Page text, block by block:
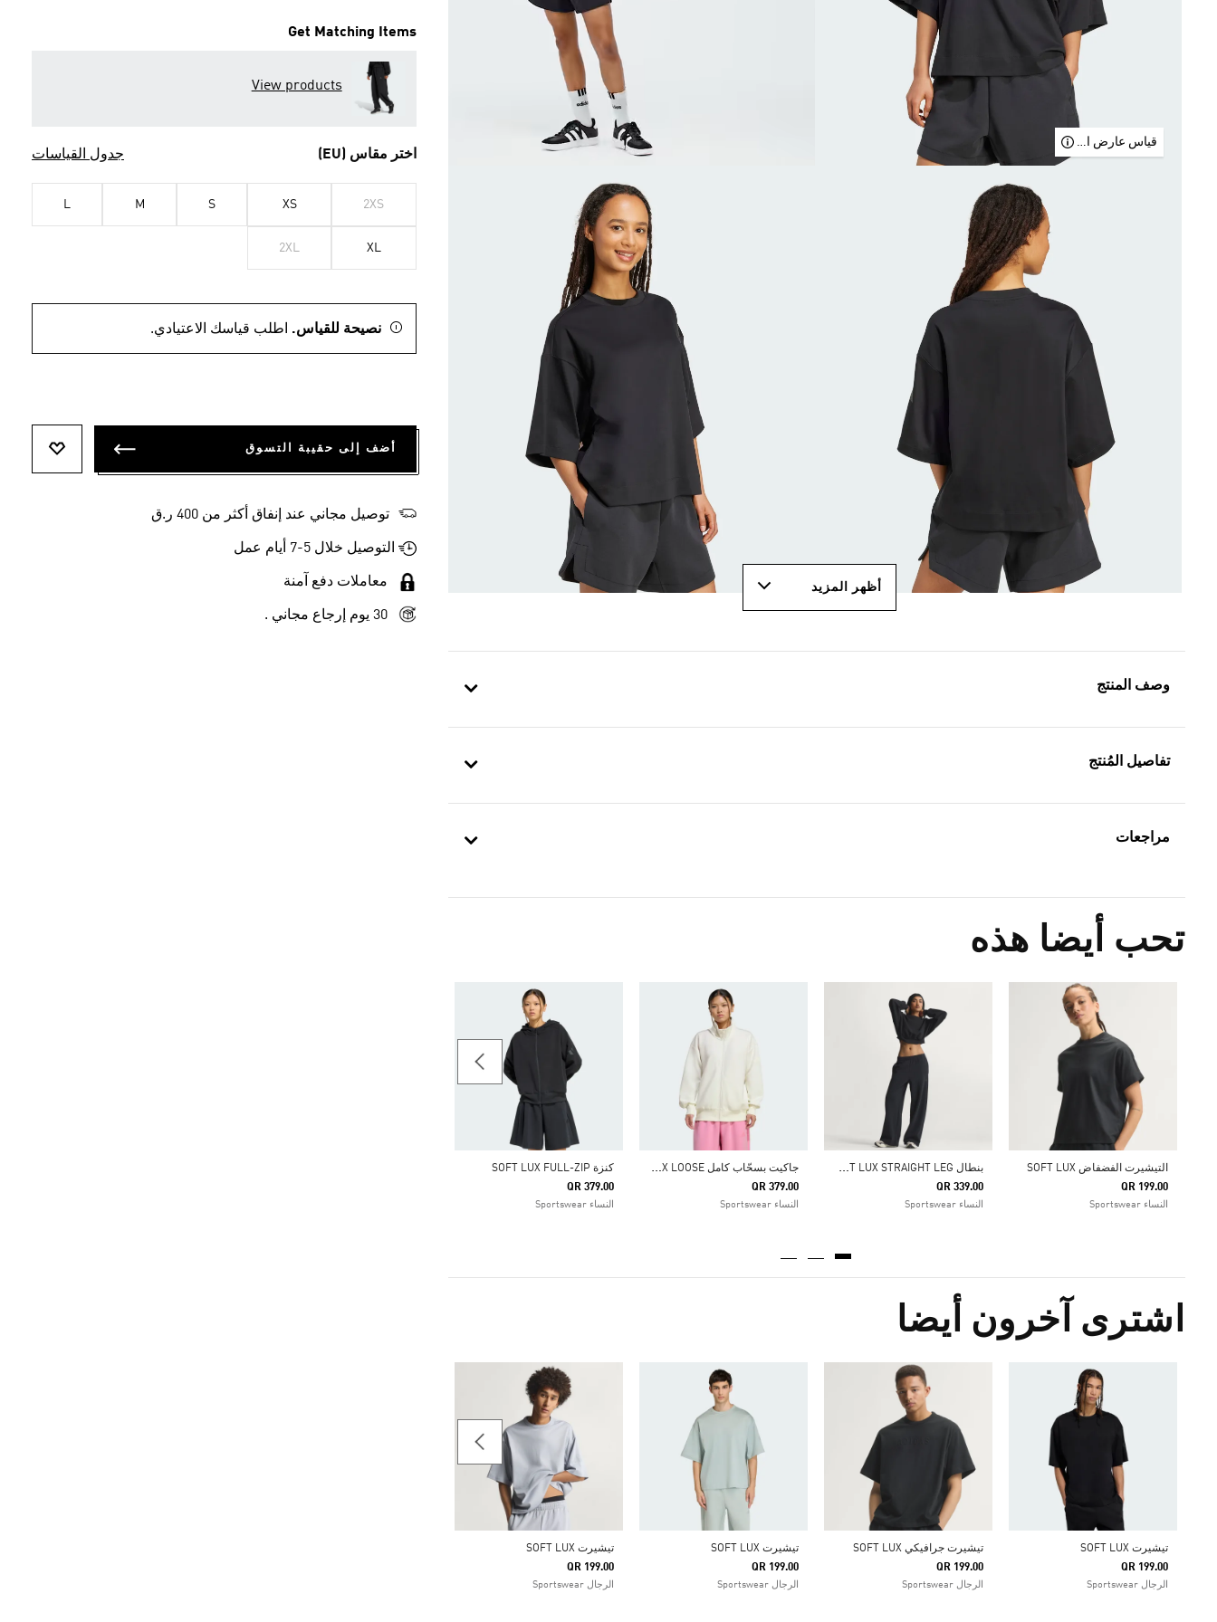
قياس عارض الأزياء
أظهر المزيد
وصف المنتج
تفاصيل المُنتج
مراجعات
تحب أيضا هذه
التيشيرت الفضفاض SOFT LUX
QR 199.00
النساء Sportswear
ب
نطال SOFT LUX STRAIGHT LEG
QR 339.00
النساء Sportswear
ج
اكيت بسحّاب كامل SOFT LUX LOOSE
QR 379.00
النساء Sportswear
كنزة SOFT LUX FULL-ZIP
QR 379.00
النساء Sportswear
اشترى آخرون أيضا
تيشيرت SOFT LUX
QR 199.00
الرجال Sportswear
تيشيرت جرافيكي SOFT LUX
QR 199.00
الرجال Sportswear
تيشيرت SOFT LUX
QR 199.00
الرجال Sportswear
تيشيرت SOFT LUX
QR 199.00
الرجال Sportswear
Get Matching Items
View products
اختر مقاس (EU) جدول القياسات
2XS
XS
S
M
L
XL
2XL
نصيحة للقياس. اطلب قياسك الاعتيادي.
أضف إلى حقيبة التسوق
توصيل مجاني عند إنفاق أكثر من 400 ر.ق
التوصيل خلال 5-7 أيام عمل
معاملات دفع آمنة
30 يوم إرجاع مجاني .